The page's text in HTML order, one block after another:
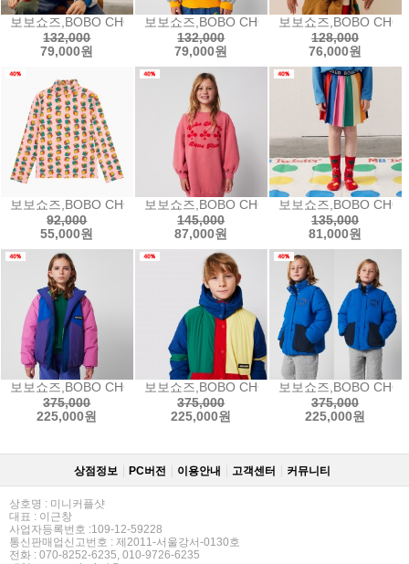
보보쇼즈,BOBO CHOSES Dominos sweatshirt도미노 스웨트셔츠
132,000
79,000원
보보쇼즈,BOBO CHOSES Lucky Clover
132,000
79,000원
보보쇼즈,BOBO
128,000
76,000원
보보쇼즈,BOBO CHOSES Dices all over turtle neck T-shirt터틀넥
92,000
55,000원
보보쇼즈,BOBO CHOSES Have Fun
145,000
87,000원
보보쇼즈,BOBO
135,000
81,000원
보보쇼즈,BOBO CHOSES Lucky Clover all over reversible anorak
375,000
225,000원
보보쇼즈,BOBO CHOSES Bobo Choses
375,000
225,000원
보보쇼즈,BOBO
375,000
225,000원
상점정보 PC버전 이용안내 고객센터 커뮤니티
상호명 : 미니커플샷
대표 : 이근창
사업자등록번호 :109-12-59228
통신판매업신고번호 : 제2011-서울강서-0130호
전화 : 070-8252-6235, 010-9726-6235